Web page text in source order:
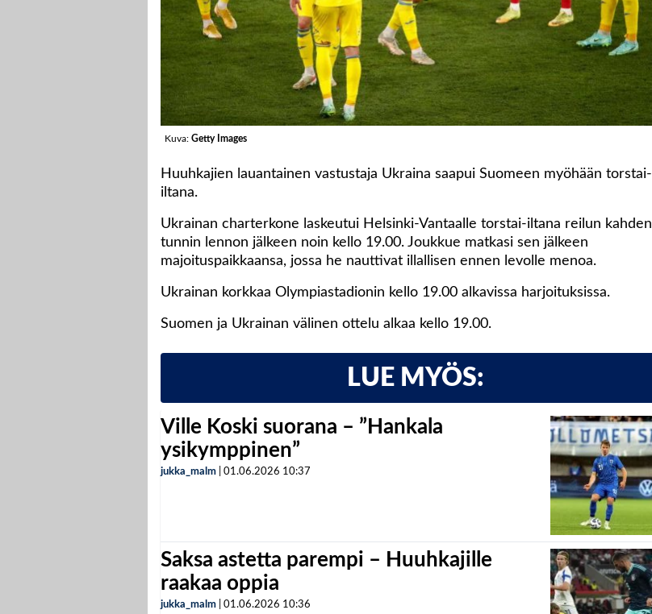
Kuva: Getty Images
Huuhkajien lauantainen vastustaja Ukraina saapui Suomeen myöhään torstai-
iltana.
Ukrainan charterkone laskeutui Helsinki-Vantaalle torstai-iltana reilun kahden
tunnin lennon jälkeen noin kello 19.00. Joukkue matkasi sen jälkeen
majoituspaikkaansa, jossa he nauttivat illallisen ennen levolle menoa.
Ukrainan korkkaa Olympiastadionin kello 19.00 alkavissa harjoituksissa.
Suomen ja Ukrainan välinen ottelu alkaa kello 19.00.
LUE MYÖS:
Ville Koski suorana – ”Hankala
ysikymppinen”
jukka_malm 01.06.2026 10:37
Saksa astetta parempi – Huuhkajille
raakaa oppia
jukka_malm 01.06.2026 10:36